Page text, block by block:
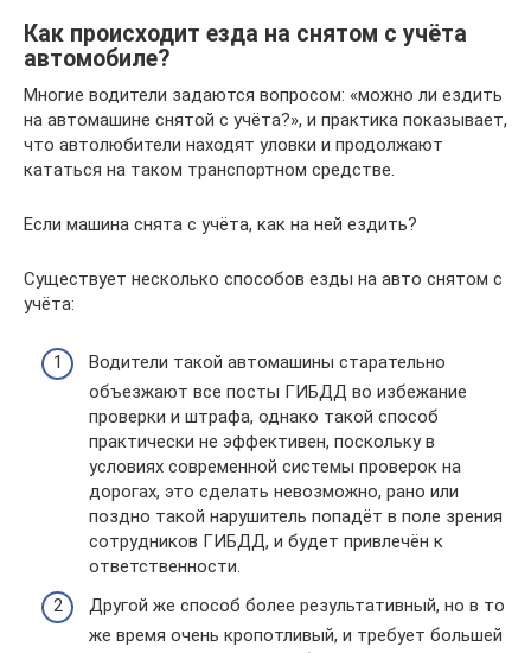
Как происходит езда на снятом с учёта
автомобиле?
Многие водители задаются вопросом: «можно ли ездить
на автомашине снятой с учёта?», и практика показывает,
что автолюбители находят уловки и продолжают
кататься на таком транспортном средстве.
Если машина снята с учёта, как на ней ездить?
Существует несколько способов езды на авто снятом с
учёта:
Водители такой автомашины старательно
объезжают все посты ГИБДД во избежание
проверки и штрафа, однако такой способ
практически не эффективен, поскольку в
условиях современной системы проверок на
дорогах, это сделать невозможно, рано или
поздно такой нарушитель попадёт в поле зрения
сотрудников ГИБДД, и будет привлечён к
ответственности.
Другой же способ более результативный, но в то
же время очень кропотливый, и требует большей